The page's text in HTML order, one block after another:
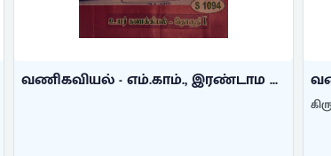
வணிகவியல் பொது அறிவு